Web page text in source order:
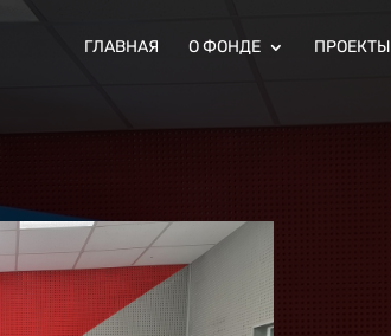
ГЛАВНАЯ О ФОНДЕ ПРОЕКТЫ